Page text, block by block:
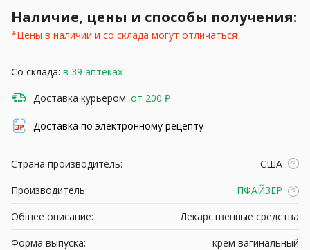
Наличие, цены и способы получения:
*Цены в наличии и со склада могут отличаться
Со склада: в 39 аптеках
Доставка курьером: от 200 ₽
Доставка по электронному рецепту
Страна производитель:
США
Производитель:
ПФАЙЗЕР
Общее описание:
Лекарственные средства
Форма выпуска:
крем вагинальный